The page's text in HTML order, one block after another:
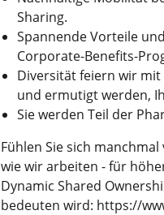
Sharing.
Spannende Vorteile
Corporate-Benefits-
Diversität feiern wir
und ermutigt werden,
Sie werden Teil der
Fühlen Sie sich
wie wir arbeiten - für
Dynamic Shared
bedeuten wird: https://